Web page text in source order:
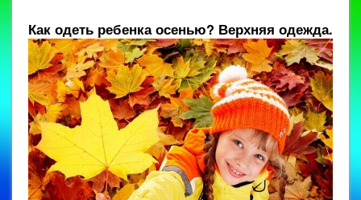
Как одеть ребенка осенью? Верхняя одежда.